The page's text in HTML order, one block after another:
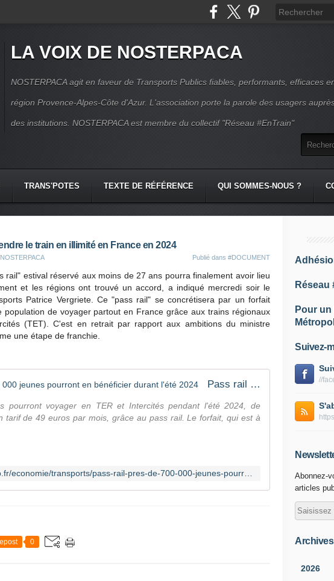
LA VOIX DE NOSTERPACA
NOSTERPACA agit en faveur de Transports Publics fiables, performants, efficaces
région Provence-Alpes-Côte d'Azur. L'association porte la parole des usagers
des institutions. NOSTERPACA est membre du collectif "Réseau #EnTrain"
TRANS'POTES TEXTE DE RÉFÉRENCE QUI SOMMES-NOUS ?
le train en illimité en France en 2024
Publié dans #DOCUMENT
rail" estival réservé aux moins de 27 ans pourra finalement avoir lieu
et les régions ont trouvé un accord, a indiqué mercredi soir le
Patrice Vergriete. Ce "pass rail" se concrétisera par un forfait
population de voyager partout en France grâce aux trains régionaux
(TET). C'est en retrait par rapport aux ambitions du ministre
une étape de franchie.
Pass rail : près de 700 000 jeunes pourront en bénéficier durant l'été 2024
pourront voyager en TER et Intercités pendant l'été 2024, de
tarif de 49 euros par mois, grâce au pass rail. Le forfait, qui est à
0
Réseau
Pour
Suivez-
Abonnez-
articles
Archives
2026